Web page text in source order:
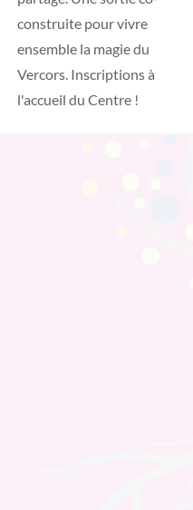
construite pour vivre
ensemble la magie du
Vercors. Inscriptions à
l'accueil du Centre !